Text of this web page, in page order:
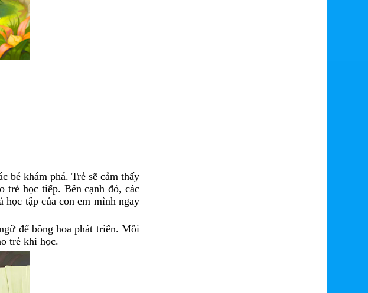
bé khám phá. Trẻ sẽ cảm thấy
trẻ học tiếp. Bên cạnh đó, các
tập của con em mình ngay
để bông hoa phát triển. Mỗi
trẻ khi học.